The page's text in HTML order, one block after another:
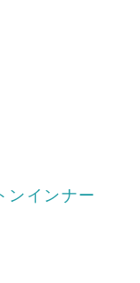
ンインナー